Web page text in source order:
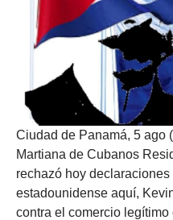
Ciudad de Panamá, 5 ago
Martiana de Cubanos
rechazó hoy
estadounidense aquí,
contra el comercio